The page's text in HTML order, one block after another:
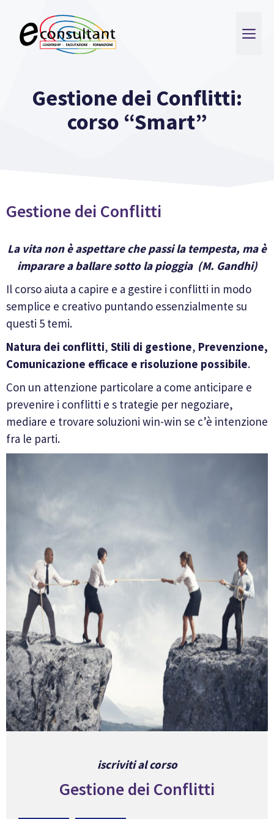
contenuto
Gestione dei Conflitti:
corso “Smart”
Gestione dei Conflitti
La vita non è aspettare che passi la tempesta, ma è
imparare a ballare sotto la pioggia(M. Gandhi)
Il corso aiuta a capire e a gestire i conflitti in modo
semplice e creativo puntando essenzialmente su
questi 5 temi.
Natura dei conflitti, Stili di gestione, Prevenzione,
Comunicazione efficace e risoluzione possibile.
Con un attenzione particolare a come anticipare e
prevenire i conflitti e s trategie per negoziare,
mediare e trovare soluzioni win-win se c’è intenzione
fra le parti.
iscriviti al corso
Gestione dei Conflitti